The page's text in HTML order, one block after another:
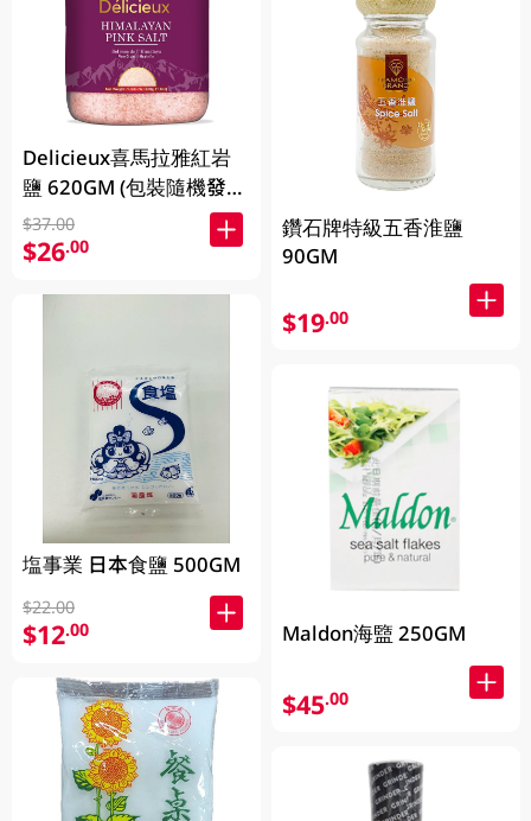
Delicieux喜馬拉雅紅岩
鹽 620GM (包裝隨機發
放)
$37.00
$26.00
塩事業 日本食鹽 500GM
$22.00
$12.00
鑽石牌特級五香淮鹽
90GM
$19.00
Maldon海盬 250GM
$45.00